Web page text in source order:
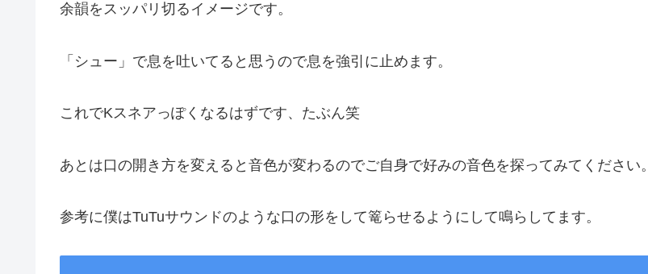
余韻をスッパリ切るイメージです。
「シュー」で息を吐いてると思うので息を強引に止めます。
これでKスネアっぽくなるはずです、たぶん笑
あとは口の開き方を変えると音色が変わるのでご自身で好みの音色を探ってみてください。
参考に僕はTuTuサウンドのような口の形をして篭らせるようにして鳴らしてます。